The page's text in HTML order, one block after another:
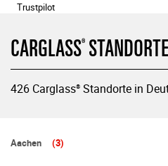
Trustpilot
Carglass® Standorte
426 Carglass® Standorte in
Aachen (3)